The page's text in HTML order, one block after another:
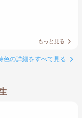
もっと見る
色の詳細をすべて見る